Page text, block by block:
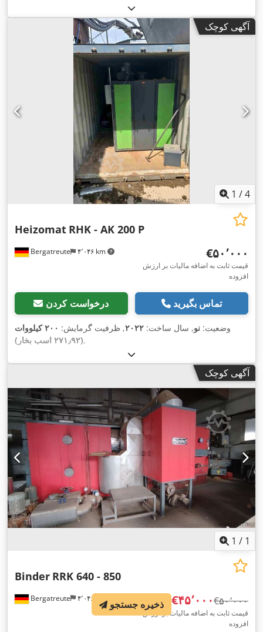
تجهیزات:آب گرم, مستندات / راهنما ,
آگهی کوچک
1 /4
Bergatreute ۴٬۰۴۶ km
Heizomat RHK - AK 200 P
‎€۵۰٬۰۰۰
قیمت ثابت به اضافه مالیات بر ارزش
افزوده
درخواست کردن تماس بگیرید
وضعیت: نو, سال ساخت: ۲۰۲۲, ظرفیت گرمایش:
۲۰۰ کیلووات
(۲۷۱٫۹۲ اسب بخار),
آگهی کوچک
1 / 1
Bergatreute ۴٬۰۴۶ km
Binder RRK 640 - 850
‎€۴۵٬۰۰۰ ‎€۵۰٬۰۰۰
قیمت ثابت به اضافه مالیات بر ارزش
افزوده
ذخیره جستجو